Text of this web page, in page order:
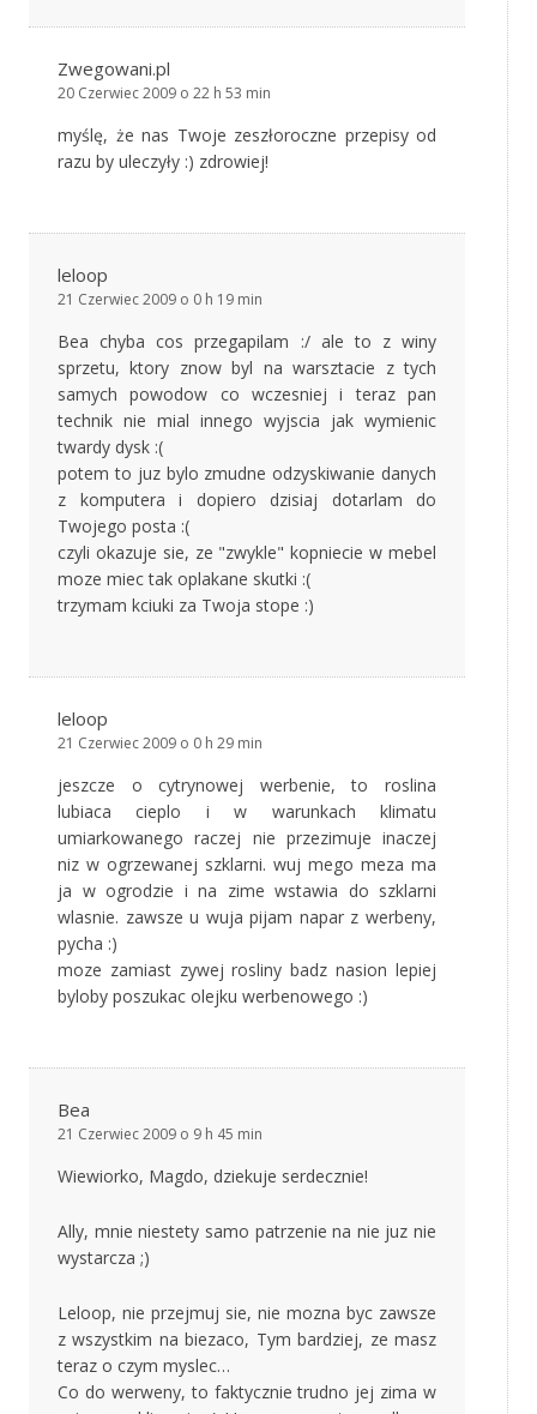
Zwegowani.pl
20 Czerwiec 2009 o 22 h 53 min
myślę, że nas Twoje zeszłoroczne przepisy od
razu by uleczyły :) zdrowiej!
leloop
21 Czerwiec 2009 o 0 h 19 min
Bea chyba cos przegapilam :/ ale to z winy
sprzetu, ktory znow byl na warsztacie z tych
samych powodow co wczesniej i teraz pan
technik nie mial innego wyjscia jak wymienic
twardy dysk :(
potem to juz bylo zmudne odzyskiwanie danych
z komputera i dopiero dzisiaj dotarlam do
Twojego posta :(
czyli okazuje sie, ze "zwykle" kopniecie w mebel
moze miec tak oplakane skutki :(
trzymam kciuki za Twoja stope :)
leloop
21 Czerwiec 2009 o 0 h 29 min
jeszcze o cytrynowej werbenie, to roslina
lubiaca cieplo i w warunkach klimatu
umiarkowanego raczej nie przezimuje inaczej
niz w ogrzewanej szklarni. wuj mego meza ma
ja w ogrodzie i na zime wstawia do szklarni
wlasnie. zawsze u wuja pijam napar z werbeny,
pycha :)
moze zamiast zywej rosliny badz nasion lepiej
byloby poszukac olejku werbenowego :)
Bea
21 Czerwiec 2009 o 9 h 45 min
Wiewiorko, Magdo, dziekuje serdecznie!
Ally, mnie niestety samo patrzenie na nie juz nie
wystarcza ;)
Leloop, nie przejmuj sie, nie mozna byc zawsze
z wszystkim na biezaco, Tym bardziej, ze masz
teraz o czym myslec…
Co do werweny, to faktycznie trudno jej zima w